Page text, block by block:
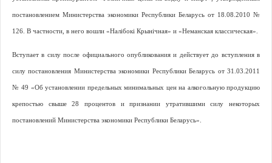
постановлением Министерства экономики Республики Беларусь от 18.08.2010 №
126. В частности, в него вошли «Налiбокi Крынiчная» и «Неманская классическая».
Вступает в силу после официального опубликования и действует до вступления в
силу постановления Министерства экономики Республики Беларусь от 31.03.2011
№ 49 «Об установлении предельных минимальных цен на алкогольную продукцию
крепостью свыше 28 процентов и признании утратившими силу некоторых
постановлений Министерства экономики Республики Беларусь».